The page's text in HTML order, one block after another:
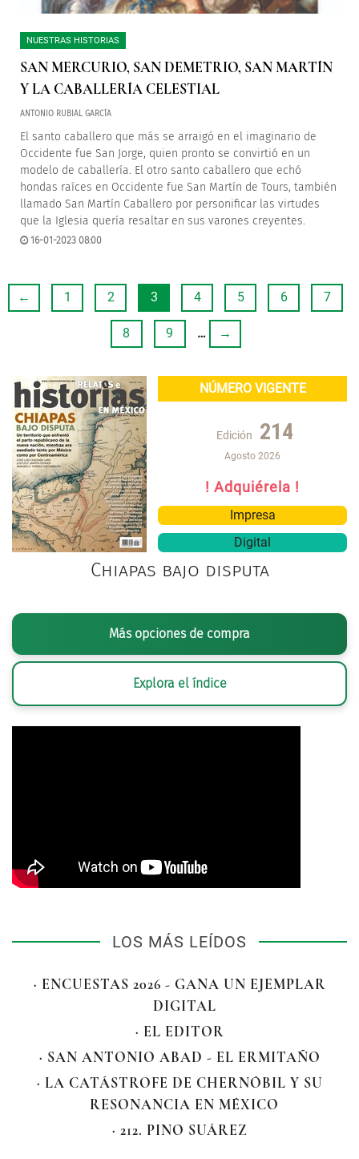
NUESTRAS HISTORIAS
SAN MERCURIO, SAN DEMETRIO, SAN MARTÍN
Y LA CABALLERÍA CELESTIAL
ANTONIO RUBIAL GARCÍA
El santo caballero que más se arraigó en el imaginario de
Occidente fue San Jorge, quien pronto se convirtió en un
modelo de caballería. El otro santo caballero que echó
hondas raíces en Occidente fue San Martín de Tours, también
llamado San Martín Caballero por personificar las virtudes
que la Iglesia quería resaltar en sus varones creyentes.
16-01-2023 08:00
← 1 2 3 4 5 6 7
8 9 … →
NÚMERO VIGENTE
Edición 214
Agosto 2026
! Adquiérela !
Impresa
Digital
Chiapas bajo disputa
Más opciones de compra
Explora el índice
LOS MÁS LEÍDOS
· ENCUESTAS 2026 - GANA UN EJEMPLAR
DIGITAL
· EL EDITOR
· SAN ANTONIO ABAD - EL ERMITAÑO
· LA CATÁSTROFE DE CHERNÓBIL Y SU
RESONANCIA EN MÉXICO
· 212. PINO SUÁREZ